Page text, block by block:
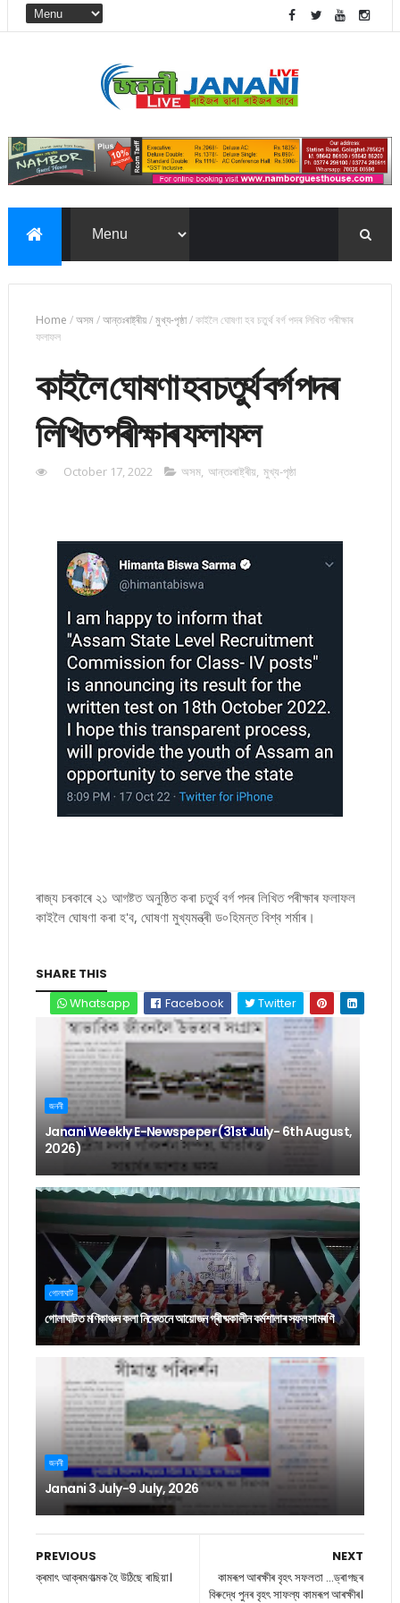
Home /অসম/আন্তঃৰাষ্ট্ৰীয়/মুখ্য-পৃষ্ঠা/কাইলৈ ঘোষণা হব চতুৰ্থ বৰ্গ পদৰ লিখিত পৰীক্ষাৰ
ফলাফল
কাইলৈ ঘোষণা হব চতুৰ্থ বৰ্গ পদৰ
লিখিত পৰীক্ষাৰ ফলাফল
October 17, 2022 অসম, আন্তঃৰাষ্ট্ৰীয় মুখ্য-পৃষ্ঠা
ৰাজ্য চৰকাৰে ২১ আগষ্টত অনুষ্ঠিত কৰা চতুৰ্থ বৰ্গ পদৰ লিখিত পৰীক্ষাৰ ফলাফল
কাইলৈ ঘোষণা কৰা হ'ব, ঘোষণা মুখ্যমন্ত্ৰী ড৹ হিমন্ত বিশ্ব শৰ্মাৰ।
SHARE THIS
Whatsapp
Facebook Twitter
জননী
Janani Weekly E-Newspeper (31st July- 6th August,
2026)
গোলাঘাট
গোলাঘাটত মণিকাঞ্চন কলা নিকেতনে আয়োজন গ্ৰীষ্মকালীন কৰ্মশালাৰ সফল সামৰণি
জননী
Janani 3 July-9 July, 2026
NEXT
কামৰূপ আৰক্ষীৰ বৃহৎ সফলতা ...ড্ৰাগছৰ
বিৰুদ্ধে পুনৰ বৃহৎ সাফল্য কামৰূপ আৰক্ষীৰ।
PREVIOUS
ক্ৰমাৎ আক্ৰমণাত্মক হৈ উঠিছে ৰাছিয়া।